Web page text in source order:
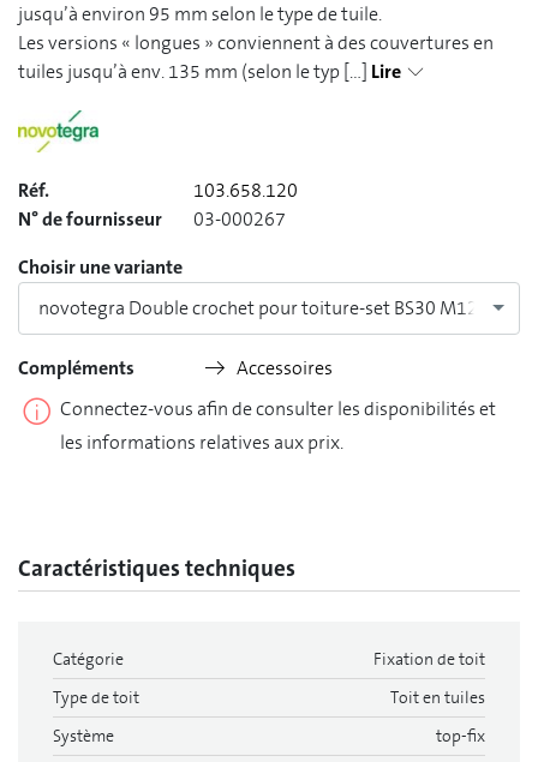
jusqu’à environ 95 mm selon le type de tuile.
Les versions « longues » conviennent à des couvertures en
tuiles jusqu’à env. 135 mm (selon le typ [...] Lire
Réf.
103.658.120
N° de fournisseur
03-000267
Choisir une variante
novotegra Double crochet pour toiture-set BS30 M12
Compléments
Accessoires
Connectez-vous afin de consulter les disponibilités et
les informations relatives aux prix.
Caractéristiques techniques
Catégorie
Fixation de toit
Type de toit
Toit en tuiles
Système
top-fix